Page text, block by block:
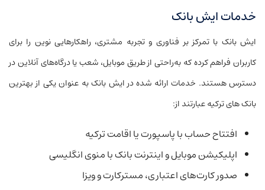
خدمات ایش بانک
ایش بانک با تمرکز بر فناوری و تجربه مشتری، راهکارهایی نوین را برای
کاربران فراهم کرده که به‌راحتی از طریق موبایل، شعب یا درگاه‌های آنلاین در
دسترس هستند. خدمات ارائه شده در ایش بانک به عنوان یکی از بهترین
بانک‌ های ترکیه عبارتند از:
افتتاح حساب با پاسپورت یا اقامت ترکیه
اپلیکیشن موبایل و اینترنت بانک با منوی انگلیسی
صدور کارت‌های اعتباری، مسترکارت و ویزا